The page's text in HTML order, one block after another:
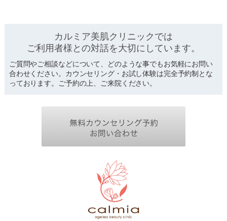
カルミア美肌クリニックでは
ご利用者様との対話を大切にしています。
ご質問やご相談などについて、どのような事でもお気軽にお問い
合わせください。カウンセリング・お試し体験は完全予約制とな
っております。ご予約の上、ご来院ください。